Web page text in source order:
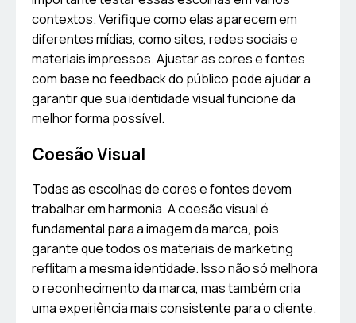
contextos. Verifique como elas aparecem em
diferentes mídias, como sites, redes sociais e
materiais impressos. Ajustar as cores e fontes
com base no feedback do público pode ajudar a
garantir que sua identidade visual funcione da
melhor forma possível.
Coesão Visual
Todas as escolhas de cores e fontes devem
trabalhar em harmonia. A coesão visual é
fundamental para a imagem da marca, pois
garante que todos os materiais de marketing
reflitam a mesma identidade. Isso não só melhora
o reconhecimento da marca, mas também cria
uma experiência mais consistente para o cliente.